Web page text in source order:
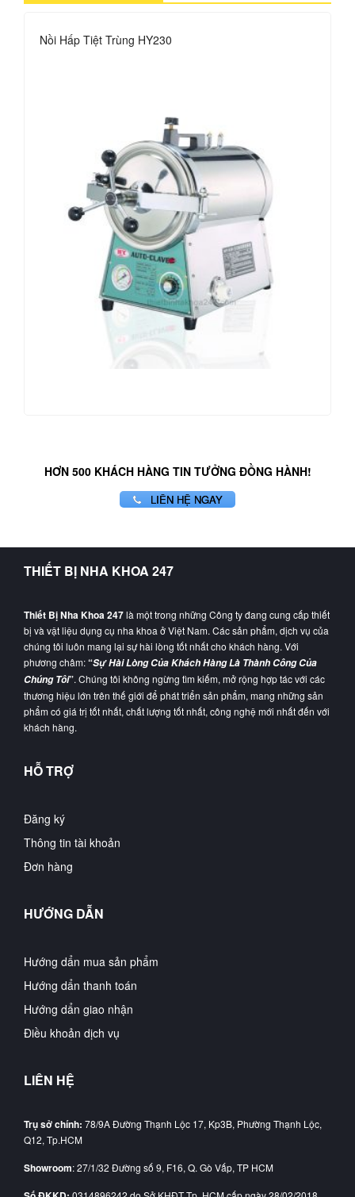
Nồi Hấp Tiệt Trùng HY230
HƠN 500 KHÁCH HÀNG TIN TƯỞNG ĐỒNG HÀNH!
LIÊN HỆ NGAY
THIẾT BỊ NHA KHOA 247
Thiết Bị Nha Khoa 247là một trong những Công ty đang cung cấp thiết
bị và vật liệu dụng cụ nha khoa ở Việt Nam. Các sản phẩm, dịch vụ của
chúng tôi luôn mang lại sự hài lòng tốt nhất cho khách hàng. Với
phương châm:“Sự Hài Lòng Của Khách Hàng Là Thành Công Của
Chúng Tôi”. Chúng tôi không ngừng tìm kiếm, mở rộng hợp tác với các
thương hiệu lớn trên thế giới để phát triển sản phẩm, mang những sản
phẩm có giá trị tốt nhất, chất lượng tốt nhất, công nghệ mới nhất đến với
khách hàng.
HỖ TRỢ
Đăng ký
Thông tin tài khoản
Đơn hàng
HƯỚNG DẪN
Hướng dẩn mua sản phẩm
Hướng dẩn thanh toán
Hướng dẩn giao nhận
Điều khoản dịch vụ
LIÊN HỆ
Trụ sở chính: 78/9A Đường Thạnh Lộc 17, Kp3B, Phường Thạnh Lộc,
Q12, Tp.HCM
Showroom: 27/1/32 Đường số 9, F16, Q. Gò Vấp, TP HCM